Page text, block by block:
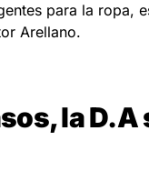
para la ropa,
Arellano.
la